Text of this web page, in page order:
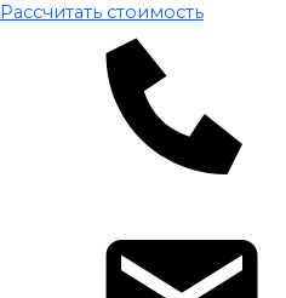
Рассчитать стоимость